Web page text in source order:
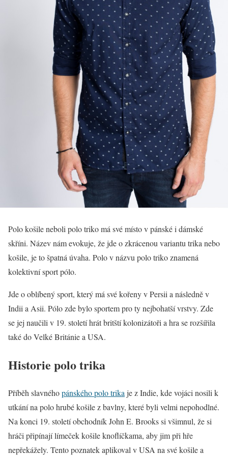
Polo košile neboli polo triko má své místo v pánské i dámské
skříni. Název nám evokuje, že jde o zkrácenou variantu trika nebo
košile, je to špatná úvaha. Polo v názvu polo triko znamená
kolektivní sport pólo.
Jde o oblíbený sport, který má své kořeny v Persii a následně v
Indii a Asii. Pólo zde bylo sportem pro ty nejbohatší vrstvy. Zde
se jej naučili v 19. století hrát britští kolonizátoři a hra se rozšířila
také do Velké Británie a USA.
Historie polo trika
Příběh slavnéhopánského polo trika je z Indie, kde vojáci nosili k
utkání na polo hrubé košile z bavlny, které byli velmi nepohodlné.
Na konci 19. století obchodník John E. Brooks si všimnul, že si
hráči připínají límeček košile knoflíčkama, aby jim při hře
nepřekážely. Tento poznatek aplikoval v USA na své košile a